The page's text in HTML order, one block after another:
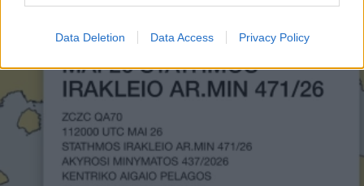
Data Deletion Data Access Privacy Policy